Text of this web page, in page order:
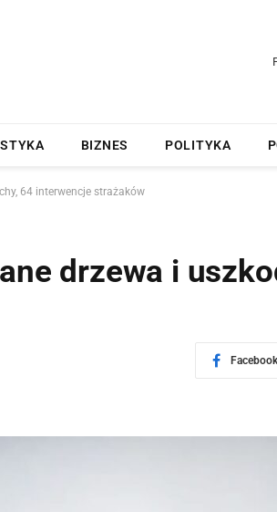
BIZNES POLITYKA
64 interwencje strażaków
drzewa i
Facebook